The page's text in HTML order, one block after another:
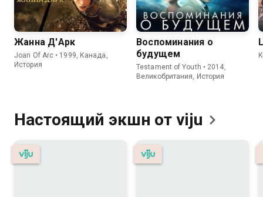
Жанна Д'Арк
Joan Of Arc • 1999, Канада,
История
Воспоминания о
будущем
Testament of Youth • 2014,
Великобритания, История
Настоящий экшн от viju